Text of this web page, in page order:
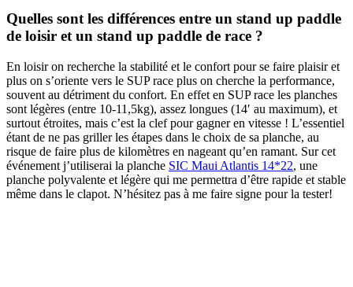
Quelles sont les différences entre un stand up paddle
de loisir et un stand up paddle de race ?
En loisir on recherche la stabilité et le confort pour se faire plaisir et
plus on s’oriente vers le SUP race plus on cherche la performance,
souvent au détriment du confort. En effet en SUP race les planches
sont légères (entre 10-11,5kg), assez longues (14′ au maximum), et
surtout étroites, mais c’est la clef pour gagner en vitesse ! L’essentiel
étant de ne pas griller les étapes dans le choix de sa planche, au
risque de faire plus de kilomètres en nageant qu’en ramant. Sur cet
événement j’utiliserai la planche SIC Maui Atlantis 14*22, une
planche polyvalente et légère qui me permettra d’être rapide et stable
même dans le clapot. N’hésitez pas à me faire signe pour la tester!